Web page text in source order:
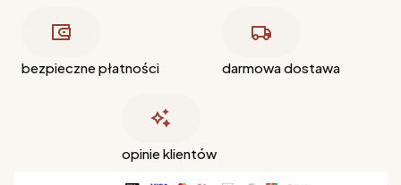
bezpieczne płatności darmowa dostawa
opinie klientów